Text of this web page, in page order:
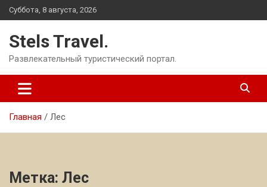
Перейти
к
Суббота, 8 августа, 2026
Stels Travel.
Развлекательный туристический портал.
Главная Лес
Метка: Лес